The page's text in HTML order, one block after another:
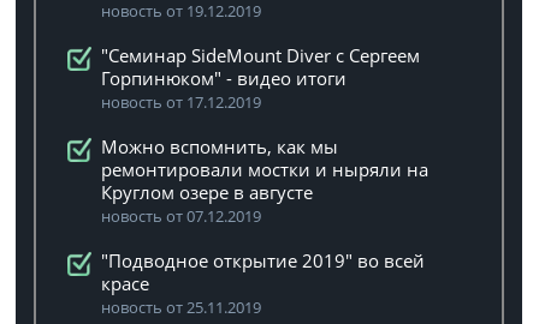
новость от 19.12.2019
"Семинар SideMount Diver с Сергеем
Горпинюком" - видео итоги
новость от 17.12.2019
Можно вспомнить, как мы
ремонтировали мостки и ныряли на
Круглом озере в августе
новость от 07.12.2019
"Подводное открытие 2019" во всей
красе
новость от 25.11.2019